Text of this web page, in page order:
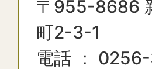
〒955-8686
町2-3-1
電話 ：